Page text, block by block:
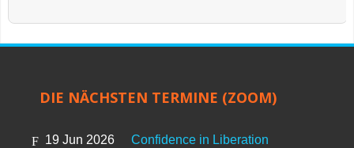
DIE NÄCHSTEN TERMINE (ZOOM)
19 Jun 2026
Confidence in Liberation